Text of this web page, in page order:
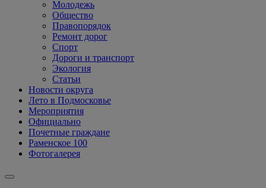
Молодежь
Общество
Правопорядок
Ремонт дорог
Спорт
Дороги и транспорт
Экология
Статьи
Новости округа
Лето в Подмосковье
Мероприятия
Официально
Почетные граждане
Раменское 100
Фотогалерея